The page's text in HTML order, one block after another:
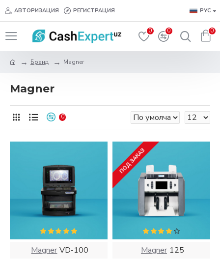
АВТОРИЗАЦИЯ РЕГИСТРАЦИЯ РУС
0 0 0
Бренд Magner
Magner
0
Magner VD-100
ПОД ЗАКАЗ
Magner 125